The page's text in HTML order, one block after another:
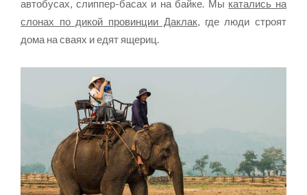
автобусах, слиппер-басах и на байке. Мы катались на
слонах по дикой провинции Даклак, где люди строят
дома на сваях и едят ящериц.